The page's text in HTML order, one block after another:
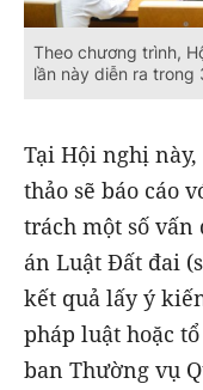
Theo chương trình,
lần này diễn ra trong
Tại Hội nghị
thảo sẽ báo cáo
trách một số
án Luật Đất đai
kết quả lấy ý
pháp luật hoặc
ban Thường vụ